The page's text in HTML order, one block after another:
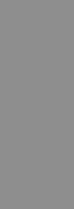
— вс
которые
это
сделать